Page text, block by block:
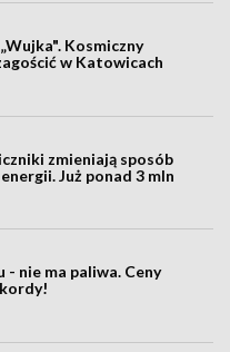
Kosmiczny
w Katowicach
zmieniają sposób
Już ponad 3 mln
- nie ma paliwa. Ceny